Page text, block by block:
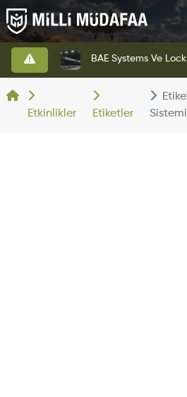
Etkinlikler Etiketler
Sistemi